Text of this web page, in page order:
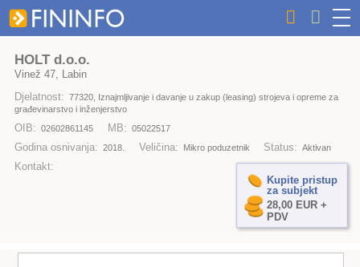
HOLT d.o.o.
Vinež 47, Labin
Djelatnost: 77320, Iznajmljivanje i davanje u zakup (leasing) strojeva i opreme za
građevinarstvo i inženjerstvo
OIB: 02602861145 MB: 05022517
Godina osnivanja: 2018. Veličina: Mikro poduzetnik Status: Aktivan
Kontakt:
Kupite pristup
za subjekt
28,00 EUR +
PDV